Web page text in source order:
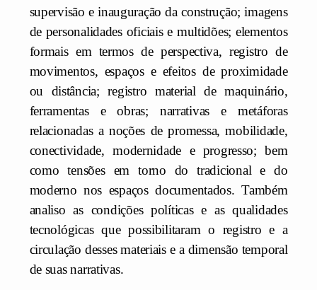
supervisão e inauguração da construção; imagens
de personalidades oficiais e multidões; elementos
formais em termos de perspectiva, registro de
movimentos, espaços e efeitos de proximidade
ou distância; registro material de maquinário,
ferramentas e obras; narrativas e metáforas
relacionadas a noções de promessa, mobilidade,
conectividade, modernidade e progresso; bem
como tensões em torno do tradicional e do
moderno nos espaços documentados. Também
analiso as condições políticas e as qualidades
tecnológicas que possibilitaram o registro e a
circulação desses materiais e a dimensão temporal
de suas narrativas.